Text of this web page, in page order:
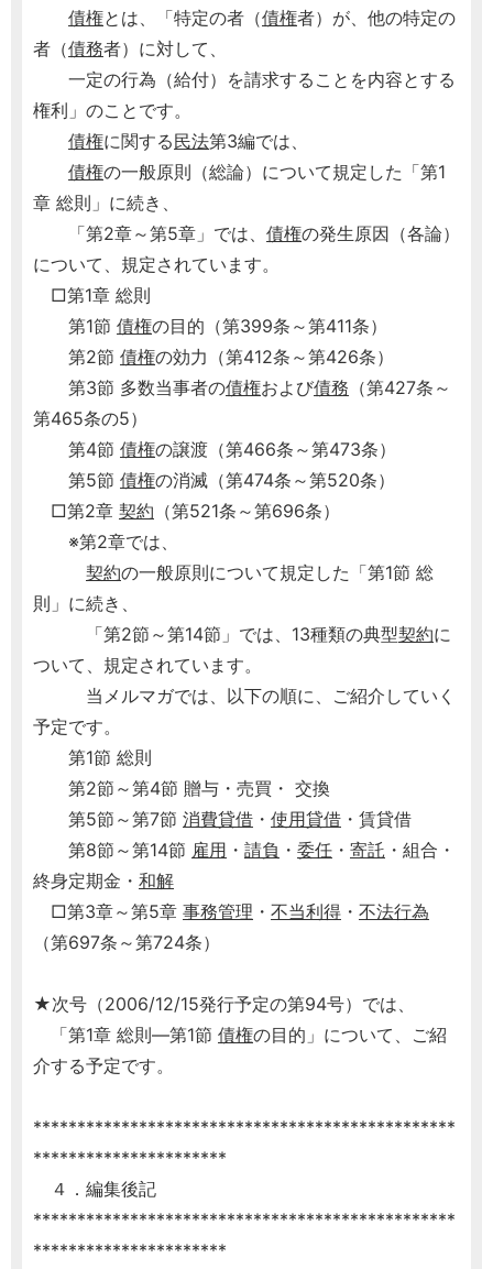
債権とは、「特定の者（債権者）が、他の特定の
者（債務者）に対して、
一定の行為（給付）を請求することを内容とする
権利」のことです。
債権に関する民法第3編では、
債権の一般原則（総論）について規定した「第1
章 総則」に続き、
「第2章～第5章」では、 債権の発生原因（各論）
について、規定されています。
□第1章 総則
第1節 債権の目的（第399条～第411条）
第2節 債権の効力（第412条～第426条）
第3節 多数当事者の債権および債務 （第427条～
第465条の5）
第4節 債権の譲渡（第466条～第473条）
第5節 債権の消滅（第474条～第520条）
□第2章 契約 （第521条～第696条）
※第2章では、
契約の一般原則について規定した「第1節 総
則」に続き、
「第2節～第14節」では、13種類の典型契約に
ついて、規定されています。
当メルマガでは、以下の順に、ご紹介していく
予定です。
第1節 総則
第2節～第4節 贈与・売買・ 交換
第5節～第7節 消費貸借 ・ 使用貸借 ・賃貸借
第8節～第14節 雇用 ・ 請負 ・ 委任 ・ 寄託 ・組合・
終身定期金・ 和解
□第3章～第5章 事務管理 ・ 不当利得 ・ 不法行為
（第697条～第724条）
★次号（2006/12/15発行予定の第94号）では、
「第1章 総則―第1節 債権の目的」について、ご紹
介する予定です。
************************************************
**********************
４．編集後記
************************************************
**********************